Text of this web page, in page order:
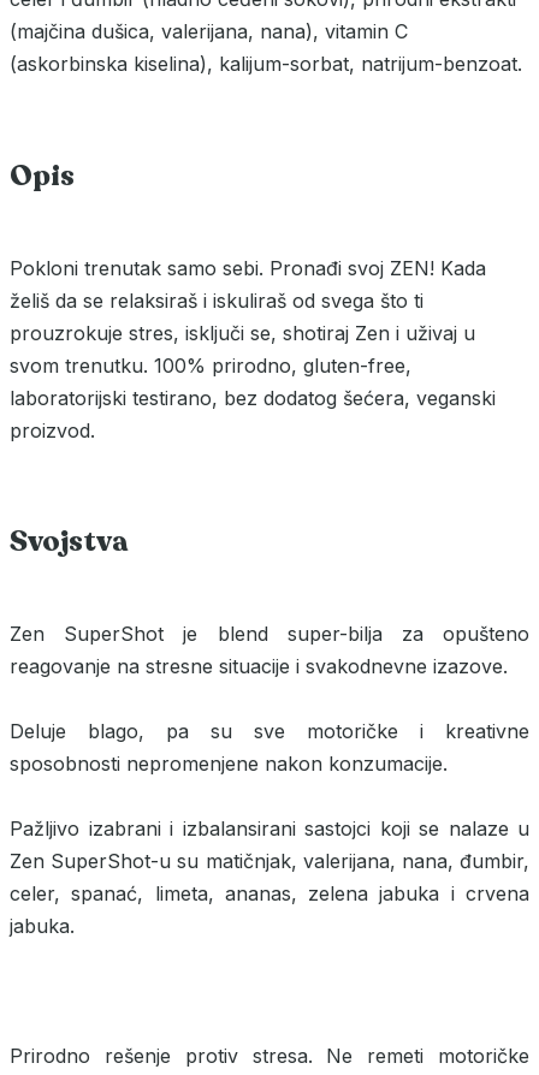
(majčina dušica, valerijana, nana), vitamin C
(askorbinska kiselina), kalijum-sorbat, natrijum-benzoat.
Opis
Pokloni trenutak samo sebi. Pronađi svoj ZEN! Kada
želiš da se relaksiraš i iskuliraš od svega što ti
prouzrokuje stres, isključi se, shotiraj Zen i uživaj u
svom trenutku. 100% prirodno, gluten-free,
laboratorijski testirano, bez dodatog šećera, veganski
proizvod.
Svojstva
Zen SuperShot je blend super-bilja za opušteno
reagovanje na stresne situacije i svakodnevne izazove.
Deluje blago, pa su sve motoričke i kreativne
sposobnosti nepromenjene nakon konzumacije.
Pažljivo izabrani i izbalansirani sastojci koji se nalaze u
Zen SuperShot-u su matičnjak, valerijana, nana, đumbir,
celer, spanać, limeta, ananas, zelena jabuka i crvena
jabuka.
Prirodno rešenje protiv stresa. Ne remeti motoričke